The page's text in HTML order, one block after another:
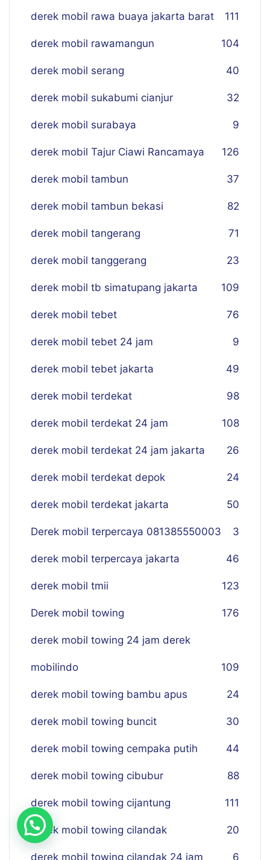
derek mobil rawa buaya jakarta barat 111
derek mobil rawamangun 104
derek mobil serang 40
derek mobil sukabumi cianjur 32
derek mobil surabaya 9
derek mobil Tajur Ciawi Rancamaya 126
derek mobil tambun 37
derek mobil tambun bekasi 82
derek mobil tangerang 71
derek mobil tanggerang 23
derek mobil tb simatupang jakarta 109
derek mobil tebet 76
derek mobil tebet 24 jam 9
derek mobil tebet jakarta 49
derek mobil terdekat 98
derek mobil terdekat 24 jam 108
derek mobil terdekat 24 jam jakarta 26
derek mobil terdekat depok 24
derek mobil terdekat jakarta 50
Derek mobil terpercaya 081385550003 3
derek mobil terpercaya jakarta 46
derek mobil tmii 123
Derek mobil towing 176
derek mobil towing 24 jam derek
mobilindo 109
derek mobil towing bambu apus 24
derek mobil towing buncit 30
derek mobil towing cempaka putih 44
derek mobil towing cibubur 88
derek mobil towing cijantung 111
derek mobil towing cilandak 20
derek mobil towing cilandak 24 jam 6